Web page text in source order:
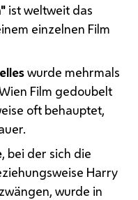
ist weltweit das
einzelnen Film
wurde mehrmals
Film gedoubelt
oft behauptet,
, bei der sich die
Harry
wurde in